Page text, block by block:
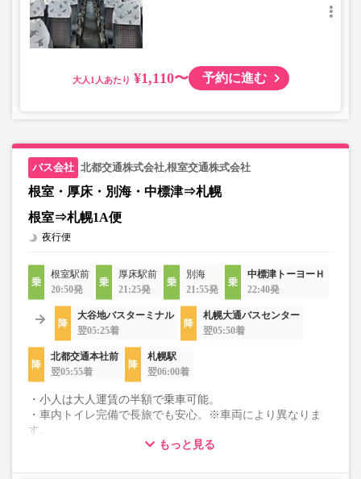
大人 ¥1,110〜 予約に進む
北都交通株式会社,根室交通株式会社
根室・厚床・別海・中標津⇒札幌
根室⇒札幌1A便
夜行便
根室駅前
20:50発
厚床駅前
21:25発
別海
21:55発
中標津トーヨーＨ
22:40発
大谷地バスターミナル
翌05:25着
札幌大通バスセンター
翌05:50着
北都交通本社前
翌05:55着
札幌駅
翌06:00着
・小人は大人運賃の半額で乗車可能。
・車内トイレ完備で長旅でも安心。※車両により異なりま
す。
・3列シートでゆったり快適なバス旅を。
もっと見る